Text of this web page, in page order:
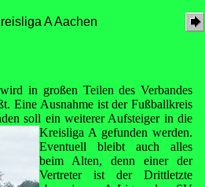
A Aachen
in großen Teilen des Verbandes
Eine Ausnahme ist der Fußballkreis
soll ein weiterer Aufsteiger in die
Kreisliga A gefunden werden.
Eventuell bleibt auch alles
beim Alten, denn einer der
Vertreter ist der Drittletzte